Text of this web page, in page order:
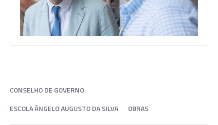
CONSELHO DE GOVERNO
ESCOLA ÂNGELO AUGUSTO DA SILVA
OBRAS